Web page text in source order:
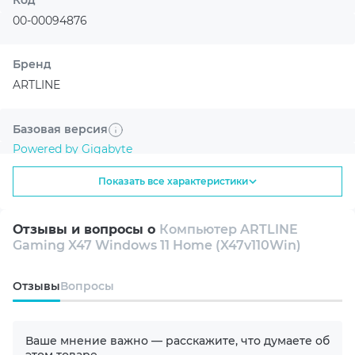
искусственного интеллекта.
Улучшенная графика с AI
плавный геймплей и высокую детализацию.
Быстрый отклик в играх
00-00094876
Бренд
ARTLINE
Базовая версия
Powered by Gigabyte
Линейка
AMD 6-core Ryzen 5 5500 3.6-4.2GHz
Показать все характеристики
Отзывы и вопросы о Компьютер ARTLINE
Gaming X47 Windows 11 Home (X47v110Win)
OтзывыВопросы
Ваше мнение важно — расскажите, что думаете об